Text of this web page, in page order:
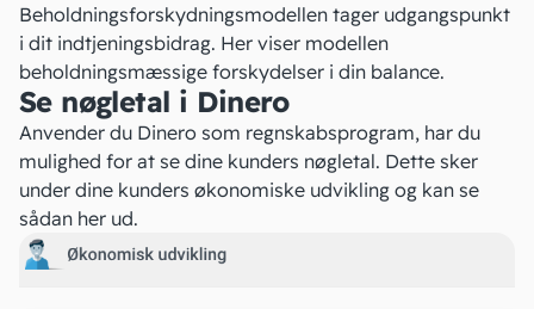
Beholdningsforskydningsmodellen tager udgangspunkt
i dit indtjeningsbidrag. Her viser modellen
beholdningsmæssige forskydelser i din balance.
Se nøgletal i Dinero
Anvender du Dinero som regnskabsprogram, har du
mulighed for at se dine kunders nøgletal. Dette sker
under dine kunders økonomiske udvikling og kan se
sådan her ud.